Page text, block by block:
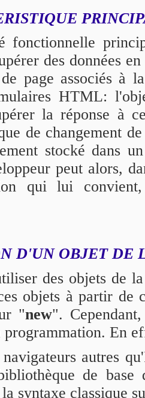
fonctionnelle
des données
page associés à
HTML:
la réponse à
de changement
stocké dans
peut alors,
qui lui
D'UN OBJET DE
des objets de
objets à partir de
"new".
programmation. En
autres
de
syntaxe classique